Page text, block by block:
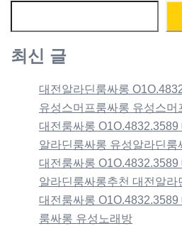
최신 글
대전알라딘룸싸롱
유성스머프룸싸롱 유성스머
대전룸싸롱
알라딘룸싸롱 유성알라딘룸
대전룸싸롱
알라딘룸싸롱추천 대전알라
대전룸싸롱
룸싸롱 유성노래방